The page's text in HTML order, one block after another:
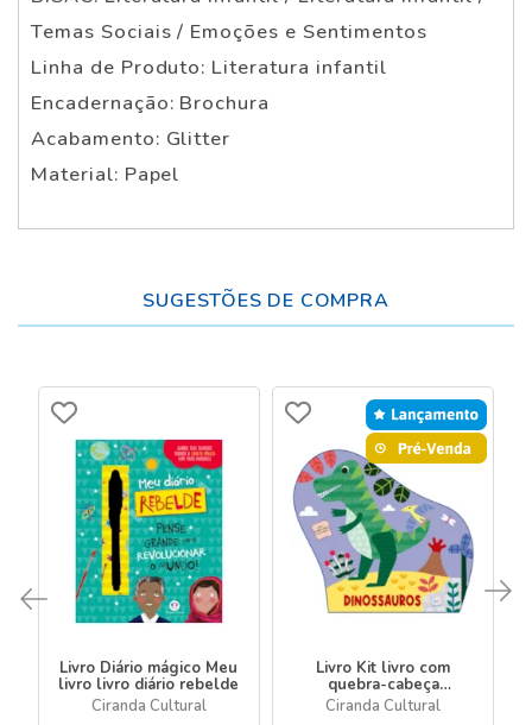
Temas Sociais / Emoções e Sentimentos
Linha de Produto: Literatura infantil
Encadernação: Brochura
Acabamento: Glitter
Material: Papel
SUGESTÕES DE COMPRA
Livro Diário mágico Meu
livro livro diário rebelde
Ciranda Cultural
Livro Kit livro com
quebra-cabeça
Dinossauros - Livro com
Ciranda Cultural